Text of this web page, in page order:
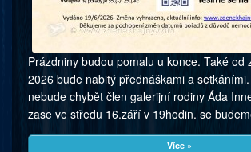
Prázdniny budou pomalu u konce. Také od
2026 bude nabitý přednáškami a
nebude chybět člen galerijní rodiny Áda
zase ve středu 16.září v 19hodin. se
Více »